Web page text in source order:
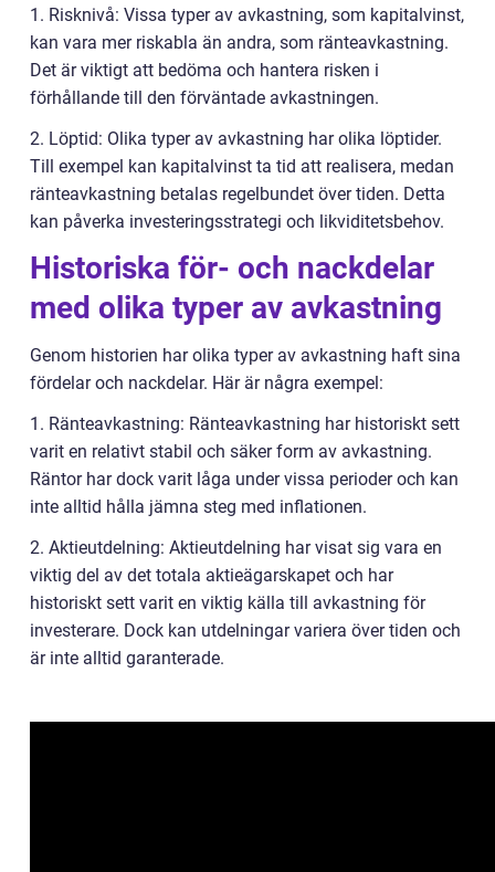
1. Risknivå: Vissa typer av avkastning, som kapitalvinst,
kan vara mer riskabla än andra, som ränteavkastning.
Det är viktigt att bedöma och hantera risken i
förhållande till den förväntade avkastningen.
2. Löptid: Olika typer av avkastning har olika löptider.
Till exempel kan kapitalvinst ta tid att realisera, medan
ränteavkastning betalas regelbundet över tiden. Detta
kan påverka investeringsstrategi och likviditetsbehov.
Historiska för- och nackdelar
med olika typer av avkastning
Genom historien har olika typer av avkastning haft sina
fördelar och nackdelar. Här är några exempel:
1. Ränteavkastning: Ränteavkastning har historiskt sett
varit en relativt stabil och säker form av avkastning.
Räntor har dock varit låga under vissa perioder och kan
inte alltid hålla jämna steg med inflationen.
2. Aktieutdelning: Aktieutdelning har visat sig vara en
viktig del av det totala aktieägarskapet och har
historiskt sett varit en viktig källa till avkastning för
investerare. Dock kan utdelningar variera över tiden och
är inte alltid garanterade.